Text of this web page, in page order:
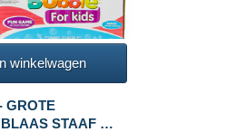
winkelwagen
GROTE
STAAF 38